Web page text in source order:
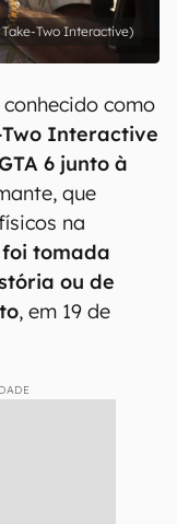
Two Interactive)
como
Interactive
6 junto à
que
na
tomada
ou de
, em 19 de